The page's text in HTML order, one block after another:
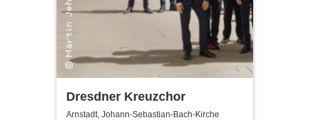
Dresdner Kreuzchor
Arnstadt, Johann-Sebastian-Bach-Kirche